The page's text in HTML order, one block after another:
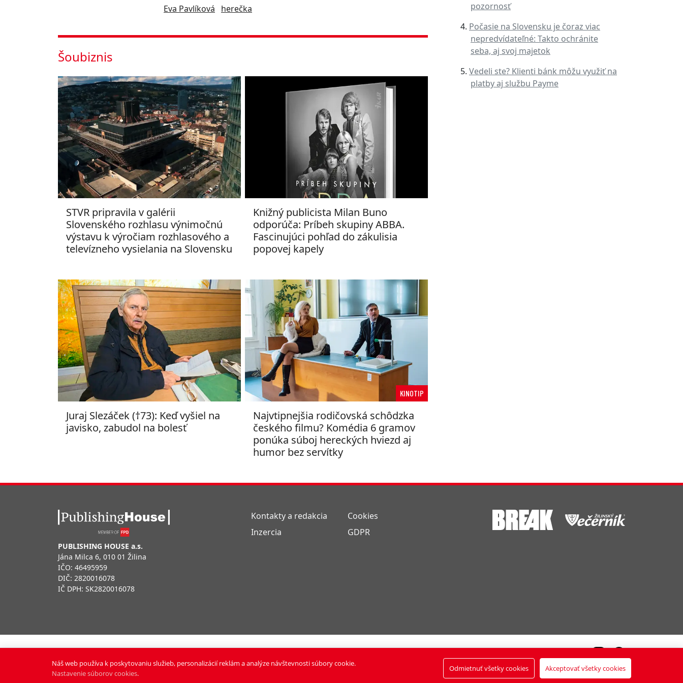
Eva Pavlíková herečka
Šoubiznis
STVR pripravila v galérii
Slovenského rozhlasu výnimočnú
výstavu k výročiam rozhlasového a
televízneho vysielania na Slovensku
Knižný publicista Milan Buno
odporúča: Príbeh skupiny ABBA.
Fascinujúci pohľad do zákulisia
popovej kapely
Juraj Slezáček (†73): Keď vyšiel na
javisko, zabudol na bolesť
KINOTIP
Najvtipnejšia rodičovská schôdzka
českého filmu? Komédia 6 gramov
ponúka súboj hereckých hviezd aj
humor bez servítky
pozornosť
Počasie na Slovensku je čoraz viac
nepredvídateľné: Takto ochránite
seba, aj svoj majetok
Vedeli ste? Klienti bánk môžu využiť na
platby aj službu Payme
PUBLISHING HOUSE a.s.
Jána Milca 6, 010 01 Žilina
IČO: 46495959
DIČ: 2820016078
IČ DPH: SK2820016078
Kontakty a redakcia
Inzercia
Cookies
GDPR
Vyrobili:Pixmark&Soft Studio
Náš web používa k poskytovaniu služieb, personalizácií reklám a analýze návštevnosti súbory cookie.
Nastavenie súborov cookies.
Odmietnuť všetky cookies Akceptovať všetky cookies